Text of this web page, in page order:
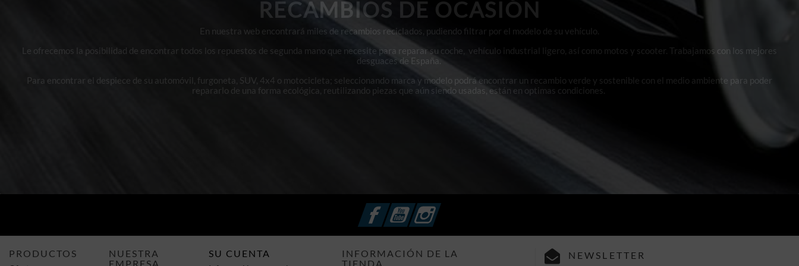
RECAMBIOS DE OCASIÓN
En nuestra web encontrará miles de recambios reciclados, pudiendo filtrar por el modelo de su vehículo.
Le ofrecemos la posibilidad de encontrar todos los repuestos de segunda mano que necesite para reparar su coche, vehículo industrial ligero, así como motos y scooter. Trabajamos con los mejores
desguaces de España.
Para encontrar el despiece de su automóvil, furgoneta, SUV, 4x4 o motocicleta; seleccionando marca y modelo podrá encontrar un recambio verde y sostenible con el medio ambiente para poder
repararlo de una forma ecológica, reutilizando piezas que aún siendo usadas, están en optimas condiciones.
FacebookYouTubeInstagram
PRODUCTOS
NUESTRA
EMPRESA
SU CUENTA
INFORMACIÓN DE LA
TIENDA
NEWSLETTER